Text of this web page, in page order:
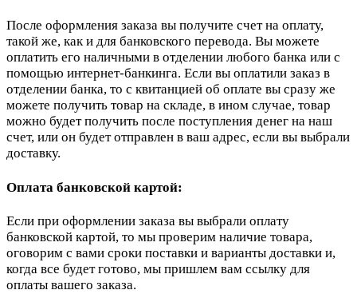
После оформления заказа вы получите счет на оплату,
такой же, как и для банковского перевода. Вы можете
оплатить его наличными в отделении любого банка или с
помощью интернет-банкинга. Если вы оплатили заказ в
отделении банка, то с квитанцией об оплате вы сразу же
можете получить товар на складе, в ином случае, товар
можно будет получить после поступления денег на наш
счет, или он будет отправлен в ваш адрес, если вы выбрали
доставку.
Оплата банковской картой:
Если при оформлении заказа вы выбрали оплату
банковской картой, то мы проверим наличие товара,
оговорим с вами сроки поставки и варианты доставки и,
когда все будет готово, мы пришлем вам ссылку для
оплаты вашего заказа.